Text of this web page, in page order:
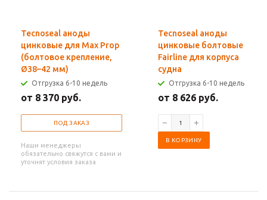
Tecnoseal аноды
цинковые для Max Prop
(болтовое крепление,
Ø38–42 мм)
Отгрузка 6-10 недель
от 8 370 руб.
ПОД ЗАКАЗ
Наши менеджеры
обязательно свяжутся с вами и
уточнят условия заказа
Tecnoseal аноды
цинковые болтовые
Fairline для корпуса
судна
Отгрузка 6-10 недель
от 8 626 руб.
В КОРЗИНУ